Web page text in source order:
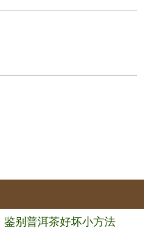
鉴别普洱茶好坏小方法